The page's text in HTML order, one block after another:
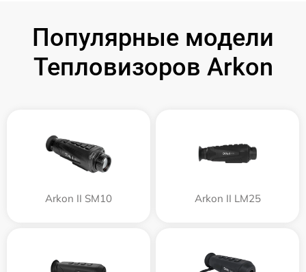
Популярные модели
Тепловизоров Arkon
Arkon II SM10 Arkon II LM25